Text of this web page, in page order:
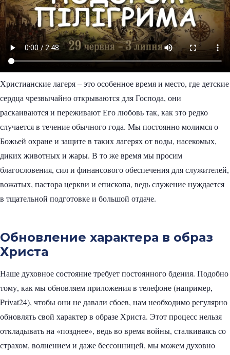
Христианские лагеря – это особенное время и место, где детские
сердца чрезвычайно открываются для Господа, они
раскаиваются и переживают Его любовь так, как это редко
случается в течение обычного года. Мы постоянно молимся о
Божьей охране и защите в таких лагерях от воды, насекомых,
диких животных и жары. В то же время мы просим
благословения, сил и финансового обеспечения для служителей,
вожатых, пастора церкви и епископа, ведь служение нуждается
в тщательной подготовке и большой отдаче.
Обновление характера в образ
Христа
Наше духовное состояние требует постоянного бдения. Подобно
тому, как мы обновляем приложения в телефоне (например,
Privat24), чтобы они не давали сбоев, нам необходимо регулярно
обновлять свой характер в образе Христа. Этот процесс нельзя
откладывать на «позднее», ведь во время войны, сталкиваясь со
страхом, волнением и даже бессонницей, мы можем духовно